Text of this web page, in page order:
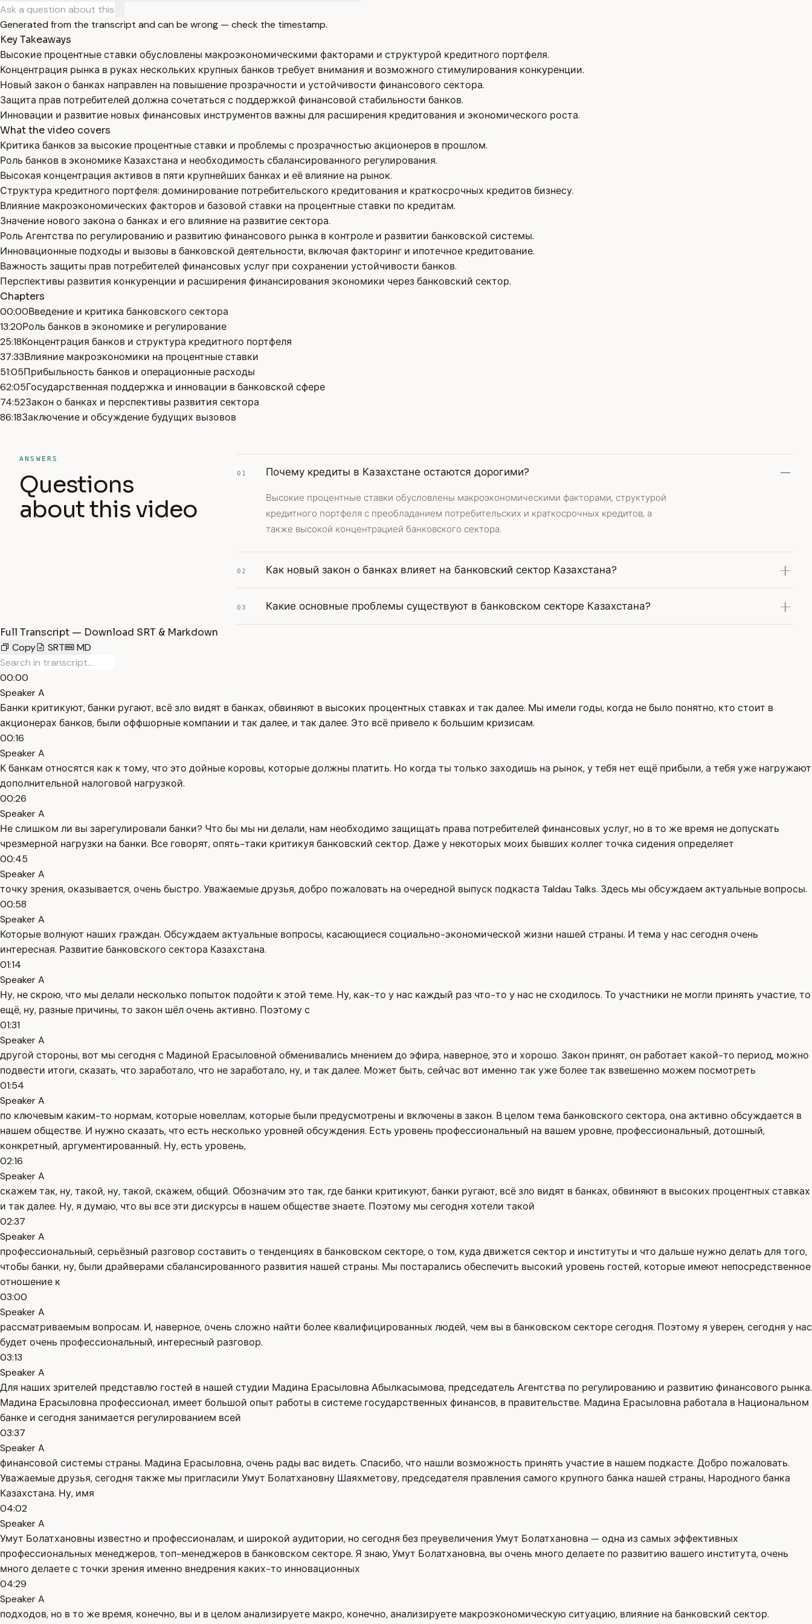
Generated from the transcript and can be wrong — check the timestamp.
Key Takeaways
Высокие процентные ставки обусловлены макроэкономическими факторами и структурой кредитного портфеля.
Концентрация рынка в руках нескольких крупных банков требует внимания и возможного стимулирования конкуренции.
Новый закон о банках направлен на повышение прозрачности и устойчивости финансового сектора.
Защита прав потребителей должна сочетаться с поддержкой финансовой стабильности банков.
Инновации и развитие новых финансовых инструментов важны для расширения кредитования и экономического роста.
What the video covers
Критика банков за высокие процентные ставки и проблемы с прозрачностью акционеров в прошлом.
Роль банков в экономике Казахстана и необходимость сбалансированного регулирования.
Высокая концентрация активов в пяти крупнейших банках и её влияние на рынок.
Структура кредитного портфеля: доминирование потребительского кредитования и краткосрочных кредитов бизнесу.
Влияние макроэкономических факторов и базовой ставки на процентные ставки по кредитам.
Значение нового закона о банках и его влияние на развитие сектора.
Роль Агентства по регулированию и развитию финансового рынка в контроле и развитии банковской системы.
Инновационные подходы и вызовы в банковской деятельности, включая факторинг и ипотечное кредитование.
Важность защиты прав потребителей финансовых услуг при сохранении устойчивости банков.
Перспективы развития конкуренции и расширения финансирования экономики через банковский сектор.
Chapters
00:00Введение и критика банковского сектора
13:20Роль банков в экономике и регулирование
25:18Концентрация банков и структура кредитного портфеля
37:33Влияние макроэкономики на процентные ставки
51:05Прибыльность банков и операционные расходы
62:05Государственная поддержка и инновации в банковской сфере
74:52Закон о банках и перспективы развития сектора
86:18Заключение и обсуждение будущих вызовов
ANSWERS
Questions
about this video
01 Почему кредиты в Казахстане остаются дорогими?
Высокие процентные ставки обусловлены макроэкономическими факторами, структурой
кредитного портфеля с преобладанием потребительских и краткосрочных кредитов, а
также высокой концентрацией банковского сектора.
02 Как новый закон о банках влияет на банковский сектор Казахстана?
03 Какие основные проблемы существуют в банковском секторе Казахстана?
Full Transcript — Download SRT & Markdown
Copy
SRT MD
00:00
Speaker A
Банки критикуют, банки ругают, всё зло видят в банках, обвиняют в высоких процентных ставках и так далее. Мы имели годы, когда не было понятно, кто стоит в
акционерах банков, были оффшорные компании и так далее, и так далее. Это всё привело к большим кризисам.
00:16
Speaker A
К банкам относятся как к тому, что это дойные коровы, которые должны платить. Но когда ты только заходишь на рынок, у тебя нет ещё прибыли, а тебя уже нагружают
дополнительной налоговой нагрузкой.
00:26
Speaker A
Не слишком ли вы зарегулировали банки? Что бы мы ни делали, нам необходимо защищать права потребителей финансовых услуг, но в то же время не допускать
чрезмерной нагрузки на банки. Все говорят, опять-таки критикуя банковский сектор. Даже у некоторых моих бывших коллег точка сидения определяет
00:45
Speaker A
точку зрения, оказывается, очень быстро. Уважаемые друзья, добро пожаловать на очередной выпуск подкаста Taldau Talks. Здесь мы обсуждаем актуальные вопросы.
00:58
Speaker A
Которые волнуют наших граждан. Обсуждаем актуальные вопросы, касающиеся социально-экономической жизни нашей страны. И тема у нас сегодня очень
интересная. Развитие банковского сектора Казахстана.
01:14
Speaker A
Ну, не скрою, что мы делали несколько попыток подойти к этой теме. Ну, как-то у нас каждый раз что-то у нас не сходилось. То участники не могли принять участие, то
ещё, ну, разные причины, то закон шёл очень активно. Поэтому с
01:31
Speaker A
другой стороны, вот мы сегодня с Мадиной Ерасыловной обменивались мнением до эфира, наверное, это и хорошо. Закон принят, он работает какой-то период, можно
подвести итоги, сказать, что заработало, что не заработало, ну, и так далее. Может быть, сейчас вот именно так уже более так взвешенно можем посмотреть
01:54
Speaker A
по ключевым каким-то нормам, которые новеллам, которые были предусмотрены и включены в закон. В целом тема банковского сектора, она активно обсуждается в
нашем обществе. И нужно сказать, что есть несколько уровней обсуждения. Есть уровень профессиональный на вашем уровне, профессиональный, дотошный,
конкретный, аргументированный. Ну, есть уровень,
02:16
Speaker A
скажем так, ну, такой, ну, такой, скажем, общий. Обозначим это так, где банки критикуют, банки ругают, всё зло видят в банках, обвиняют в высоких процентных ставках
и так далее. Ну, я думаю, что вы все эти дискурсы в нашем обществе знаете. Поэтому мы сегодня хотели такой
02:37
Speaker A
профессиональный, серьёзный разговор составить о тенденциях в банковском секторе, о том, куда движется сектор и институты и что дальше нужно делать для того,
чтобы банки, ну, были драйверами сбалансированного развития нашей страны. Мы постарались обеспечить высокий уровень гостей, которые имеют непосредственное
отношение к
03:00
Speaker A
рассматриваемым вопросам. И, наверное, очень сложно найти более квалифицированных людей, чем вы в банковском секторе сегодня. Поэтому я уверен, сегодня у нас
будет очень профессиональный, интересный разговор.
03:13
Speaker A
Для наших зрителей представлю гостей в нашей студии Мадина Ерасыловна Абылкасымова, председатель Агентства по регулированию и развитию финансового рынка.
Мадина Ерасыловна профессионал, имеет большой опыт работы в системе государственных финансов, в правительстве. Мадина Ерасыловна работала в Национальном
банке и сегодня занимается регулированием всей
03:37
Speaker A
финансовой системы страны. Мадина Ерасыловна, очень рады вас видеть. Спасибо, что нашли возможность принять участие в нашем подкасте. Добро пожаловать.
Уважаемые друзья, сегодня также мы пригласили Умут Болатхановну Шаяхметову, председателя правления самого крупного банка нашей страны, Народного банка
Казахстана. Ну, имя
04:02
Speaker A
Умут Болатхановны известно и профессионалам, и широкой аудитории, но сегодня без преувеличения Умут Болатхановна — одна из самых эффективных
профессиональных менеджеров, топ-менеджеров в банковском секторе. Я знаю, Умут Болатхановна, вы очень много делаете по развитию вашего института, очень
много делаете с точки зрения именно внедрения каких-то инновационных
04:29
Speaker A
подходов, но в то же время, конечно, вы и в целом анализируете макро, конечно, анализируете макроэкономическую ситуацию, влияние на банковский сектор.